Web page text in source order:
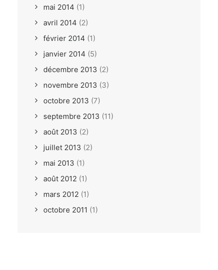
mai 2014 (1)
avril 2014 (2)
février 2014 (1)
janvier 2014 (5)
décembre 2013 (2)
novembre 2013 (3)
octobre 2013 (7)
septembre 2013 (11)
août 2013 (2)
juillet 2013 (2)
mai 2013 (1)
août 2012 (1)
mars 2012 (1)
octobre 2011 (1)